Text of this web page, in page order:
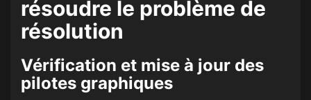
résoudre le problème de
résolution
Vérification et mise à jour des
pilotes graphiques